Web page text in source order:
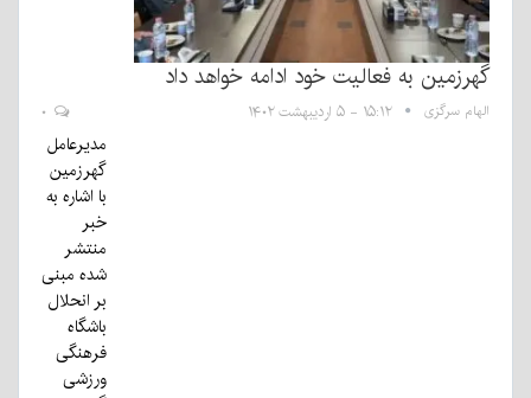
گهرزمین به فعالیت خود ادامه خواهد داد
الهام سرگزی ۱۵:۱۲ - ۵ اردیبهشت ۱۴۰۲
مدیرعامل
گهرزمین
با اشاره به
خبر
منتشر
شده مبنی
بر انحلال
باشگاه
فرهنگی
ورزشی